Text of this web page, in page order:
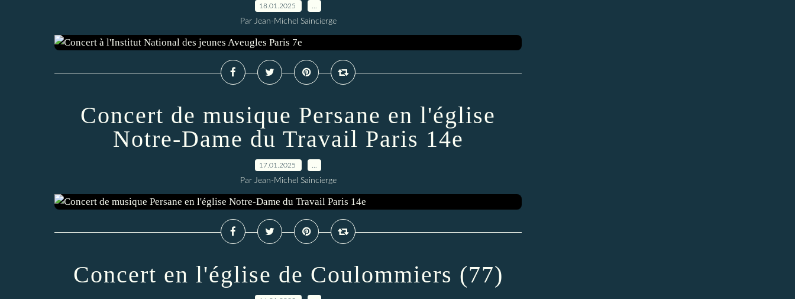
18.01.2025
Par Jean-Michel Saincierge
Concert de musique Persane en l'église
Notre-Dame du Travail Paris 14e
17.01.2025
Par Jean-Michel Saincierge
Concert en l'église de Coulommiers (77)